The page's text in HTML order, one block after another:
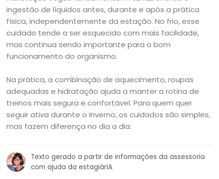
ingestão de líquidos antes, durante e após a prática
física, independentemente da estação. No frio, esse
cuidado tende a ser esquecido com mais facilidade,
mas continua sendo importante para o bom
funcionamento do organismo.
Na prática, a combinação de aquecimento, roupas
adequadas e hidratação ajuda a manter a rotina de
treinos mais segura e confortável. Para quem quer
seguir ativa durante o inverno, os cuidados são simples,
mas fazem diferença no dia a dia.
Texto gerado a partir de informações da assessoria
com ajuda da estagiárIA